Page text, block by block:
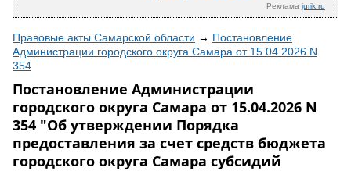
Реклама jurik.ru
Правовые акты Самарской области → Постановление
Администрации городского округа Самара от 15.04.2026 N
354
Постановление Администрации
городского округа Самара от 15.04.2026 N
354 "Об утверждении Порядка
предоставления за счет средств бюджета
городского округа Самара субсидий